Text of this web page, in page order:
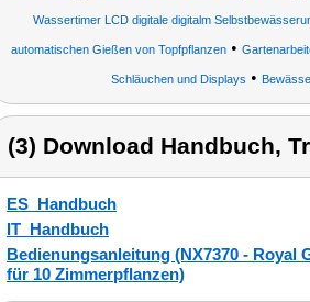
Wassertimer LCD digitale digitalm
automatischen Gießen von Topfpflanzen•
Schläuchen und Displays •
(3) Download Handbuch,
ES_Handbuch
IT_Handbuch
Bedienungsanleitung (NX7370 - Royal
für 10 Zimmerpflanzen)